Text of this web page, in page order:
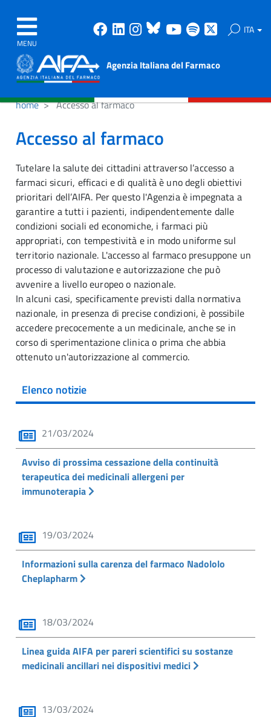
MENU
Facebook
Linkedin
Instagram
Bluesky
Youtube
Spotify ITA
Agenzia Italiana del Farmaco
home Accesso al farmaco
Accesso al farmaco
Tutelare la salute dei cittadini attraverso l’accesso a
farmaci sicuri, efficaci e di qualità è uno degli obiettivi
prioritari dell’AIFA. Per questo l'Agenzia è impegnata a
garantire a tutti i pazienti, indipendentemente dalle
condizioni sociali ed economiche, i farmaci più
appropriati, con tempestività e in modo uniforme sul
territorio nazionale. L'accesso al farmaco presuppone un
processo di valutazione e autorizzazione che può
avvenire a livello europeo o nazionale.
In alcuni casi, specificamente previsti dalla normativa
nazionale, in presenza di precise condizioni, è possibile
accedere precocemente a un medicinale, anche se in
corso di sperimentazione clinica o prima che abbia
ottenuto un'autorizzazione al commercio.
Elenco notizie
21/03/2024
Avviso di prossima cessazione della continuità
terapeutica dei medicinali allergeni per
immunoterapia
19/03/2024
Informazioni sulla carenza del farmaco Nadololo
Cheplapharm
18/03/2024
Linea guida AIFA per pareri scientifici su sostanze
medicinali ancillari nei dispositivi medici
13/03/2024